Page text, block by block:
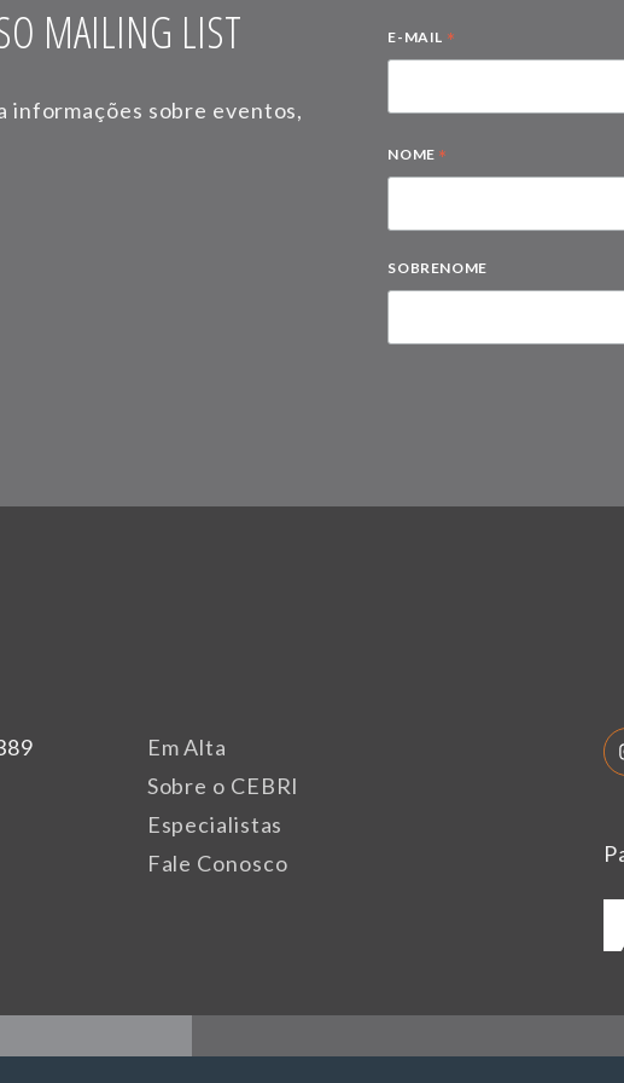
MAILING LIST
informações sobre eventos,
E-MAIL *
NOME *
SOBRENOME
Em Alta
Sobre o CEBRI
Especialistas
Fale Conosco